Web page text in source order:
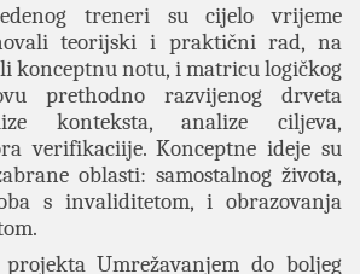
treneri su cijelo vrijeme
teorijski i praktični rad, na
konceptnu notu, i matricu logičkog
prethodno razvijenog drveta
konteksta, analize ciljeva,
verifikaciije. Konceptne ideje su
oblasti: samostalnog života,
s invaliditetom, i obrazovanja
Umrežavanjem do boljeg